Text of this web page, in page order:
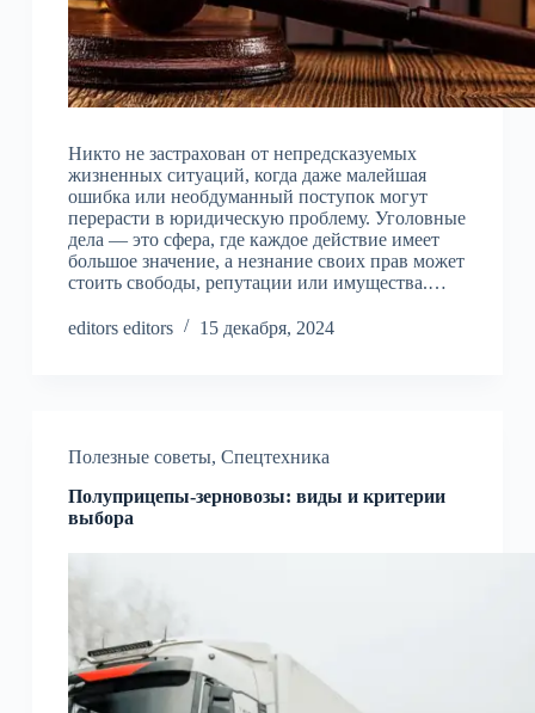
Никто не застрахован от непредсказуемых
жизненных ситуаций, когда даже малейшая
ошибка или необдуманный поступок могут
перерасти в юридическую проблему. Уголовные
дела — это сфера, где каждое действие имеет
большое значение, а незнание своих прав может
стоить свободы, репутации или имущества.…
editors editors 15 декабря, 2024
Полезные советы, Спецтехника
Полуприцепы-зерновозы: виды и критерии
выбора